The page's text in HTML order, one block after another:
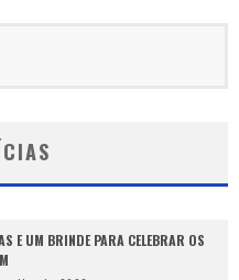
E UM BRINDE PARA CELEBRAR OS